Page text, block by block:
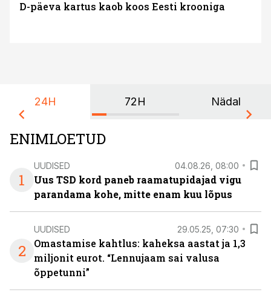
D-päeva kartus kaob koos Eesti krooniga
24H 72H Nädal
ENIMLOETUD
1
UUDISED 04.08.26, 08:00
Uus TSD kord paneb raamatupidajad vigu
parandama kohe, mitte enam kuu lõpus
2
UUDISED 29.05.25, 07:30
Omastamise kahtlus: kaheksa aastat ja 1,3
miljonit eurot. “Lennujaam sai valusa
õppetunni”